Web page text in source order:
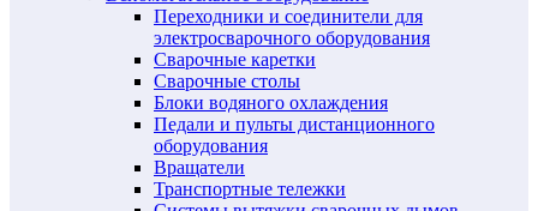
Переходники и соединители для
электросварочного оборудования
Сварочные каретки
Сварочные столы
Блоки водяного охлаждения
Педали и пульты дистанционного
оборудования
Вращатели
Транспортные тележки